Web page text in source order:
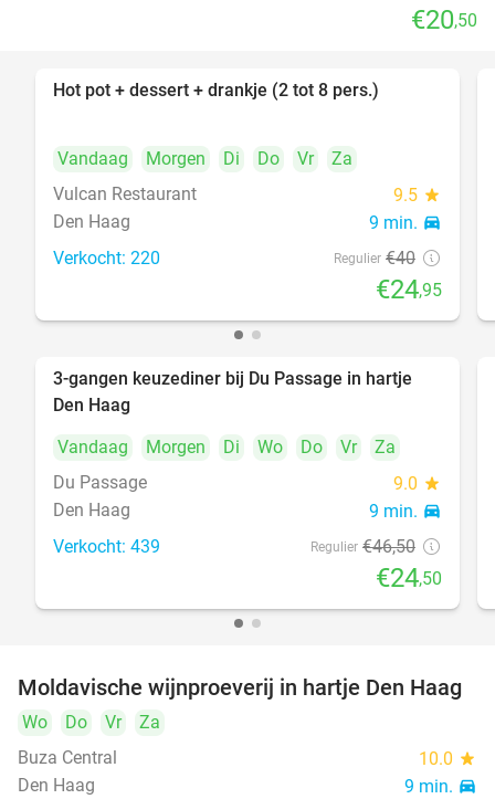
€20,50
Hot pot + dessert + drankje (2 tot 8 pers.)
Vandaag Morgen Di Do Vr
Za
Vulcan Restaurant
9.5 star
Den Haag 9 min. directions_car
Verkocht: 220 Regulier €40
€24,95
47%
3-gangen keuzediner bij Du Passage in hartje
Den Haag
Vandaag
Morgen Di Wo Do Vr
Za
Du Passage
9.0 star
Den Haag 9 min. directions_car
Verkocht: 439 Regulier €46,50
€24,50
39%
Moldavische wijnproeverij in hartje Den Haag
Wo Do Vr
Za
Buza Central
10.0 star
Den Haag 9 min. directions_car